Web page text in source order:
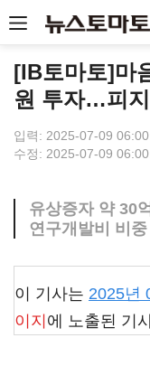
[IB토마토]마
원 투자…피
입력: 2025-07-09
수정: 2025-07-09
유상증자 약 30
연구개발비 비
이 기사는 2025년
이지 에 노출된 기